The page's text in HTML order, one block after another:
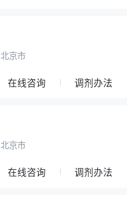
北京市
在线咨询 调剂办法
北京市
在线咨询 调剂办法